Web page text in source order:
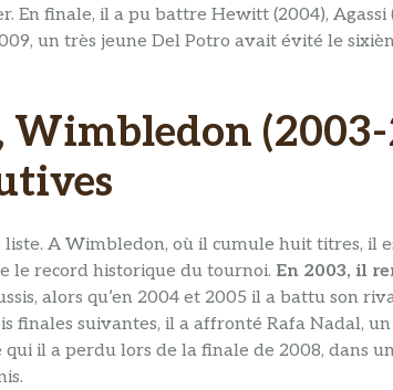
En finale, il a pu battre Hewitt (2004), Agassi
un très jeune Del Potro avait évité le
Wimbledon
A Wimbledon, où il cumule huit titres, il
le record historique du tournoi. En 2003, il
alors qu’en 2004 et 2005 il a battu son
finales suivantes, il a affronté Rafa Nadal,
il a perdu lors de la finale de 2008, dans